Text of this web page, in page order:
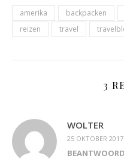
amerika backpacken
reizen
travel
3
WOLTER
25 OKTOBER 2017